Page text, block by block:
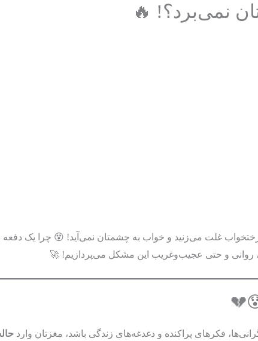
نمی‌برد؟! 🔥
رختخواب غلت می‌زنید و خواب به چشمتان نمی‌آید! 😵 چرا یک
روانی و حتی عجیب‌وغریب این مشکل می‌پردازیم! 🚀
فکرهای پراکنده و دغدغه‌های زندگی باشد، مغزتان وارد